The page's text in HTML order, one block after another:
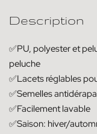
Description
✅PU, polyester et
peluche
✅Lacets réglables
✅Semelles
✅Facilement lavable
✅Saison: hiver/